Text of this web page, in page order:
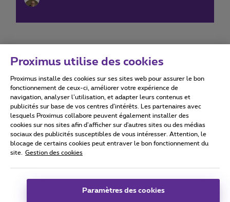
Conditions d'utilisation Accessibility statement
Tous droits réservés. © 2026 Proximus
Conditions générales, info consommateur
Coordonnées de l’entreprise
Proximus utilise des cookies
Proximus installe des cookies sur ses sites web pour assurer le bon
fonctionnement de ceux-ci, améliorer votre expérience de
navigation, analyser l’utilisation, et adapter leurs contenus et
publicités sur base de vos centres d’intérêts. Les partenaires avec
lesquels Proximus collabore peuvent également installer des
cookies sur nos sites afin d’afficher sur d'autres sites ou des médias
sociaux des publicités susceptibles de vous intéresser. Attention, le
blocage de certains cookies peut entraver le bon fonctionnement du
site.
Gestion des cookies
Paramètres des cookies